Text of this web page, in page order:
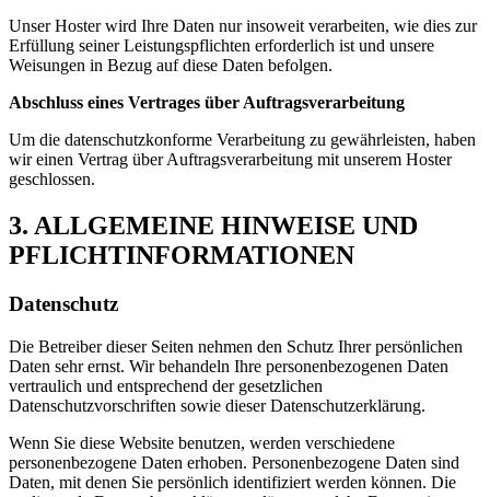
Unser Hoster wird Ihre Daten nur insoweit verarbeiten, wie dies zur
Erfüllung seiner Leistungspflichten erforderlich ist und unsere
Weisungen in Bezug auf diese Daten befolgen.
Abschluss eines Vertrages über Auftragsverarbeitung
Um die datenschutzkonforme Verarbeitung zu gewährleisten, haben
wir einen Vertrag über Auftragsverarbeitung mit unserem Hoster
geschlossen.
3. ALLGEMEINE HINWEISE UND
PFLICHTINFORMATIONEN
Datenschutz
Die Betreiber dieser Seiten nehmen den Schutz Ihrer persönlichen
Daten sehr ernst. Wir behandeln Ihre personenbezogenen Daten
vertraulich und entsprechend der gesetzlichen
Datenschutzvorschriften sowie dieser Datenschutzerklärung.
Wenn Sie diese Website benutzen, werden verschiedene
personenbezogene Daten erhoben. Personenbezogene Daten sind
Daten, mit denen Sie persönlich identifiziert werden können. Die